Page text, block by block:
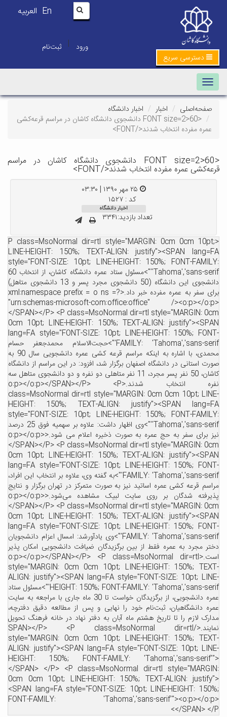
En العربیه
ورود | ثبت‌نام
دسترسی سریع
Toggle navigation
صفحه‌اصلی اخبار
اخبار دانشگاه
<FONT size=2>60 دانشجوی دانشگاه کاشان در مراسم قرعه‌کشی
عمره مفرده انتخاب شدند</FONT>
<FONT size=2>60 دانشجوی دانشگاه کاشان در مراسم
قرعه‌کشی عمره مفرده انتخاب شدند</FONT>
کد : ۱۵۲۷
اخبار دانشگاه
تعداد بازدید:۳۳۴۱
<P class=MsoNormal dir=rtl style="MARGIN: 0cm 0cm 10pt;
LINE-HEIGHT: 150%; TEXT-ALIGN: justify"><SPAN lang=FA
style="FONT-SIZE: 10pt; LINE-HEIGHT: 150%; FONT-FAMILY:
'Tahoma','sans-serif'">مسئول ستاد عمره دانشگاه کاشان، از انتخاب 60
دانشجوی این دانشگاه (50 دانشجوی مجرد پسر و 13 دانشجوی متاهل)
برای سفر به عمره مفرده خبر داد.<?xml:namespace prefix = o ns =
"urn:schemas-microsoft-com:office:office" /><o:p></o:p>
</SPAN></P> <P class=MsoNormal dir=rtl style="MARGIN: 0cm
0cm 10pt; LINE-HEIGHT: 150%; TEXT-ALIGN: justify"><SPAN
lang=FA style="FONT-SIZE: 10pt; LINE-HEIGHT: 150%; FONT-
FAMILY: 'Tahoma','sans-serif'">حجت‌الاسلام محمدجعفر حسام
محمدی، با اشاره به اینکه مراسم قرعه کشی عمره دانشجویی سال 90 به
صورت استانی در دانشگاه اصفهان برگزار شد، افزود: در این مراسم از دانشگاه
کاشان، 50 نفر پسر مجرد، 11 نفر متاهلی دو نفره و دو دانشجوی متاهل سه
نفره انتخاب شدند.<o:p></o:p></SPAN></P> <P
class=MsoNormal dir=rtl style="MARGIN: 0cm 0cm 10pt; LINE-
HEIGHT: 150%; TEXT-ALIGN: justify"><SPAN lang=FA
style="FONT-SIZE: 10pt; LINE-HEIGHT: 150%; FONT-FAMILY:
'Tahoma','sans-serif'">وی اظهار داشت: علاوه بر سهمیه فوق 25 درصد
نیز برای سفر به حج عمره به صورت ذخیره اعلام می شود.<o:p></o:p>
</SPAN></P> <P class=MsoNormal dir=rtl style="MARGIN: 0cm
0cm 10pt; LINE-HEIGHT: 150%; TEXT-ALIGN: justify"><SPAN
lang=FA style="FONT-SIZE: 10pt; LINE-HEIGHT: 150%; FONT-
FAMILY: 'Tahoma','sans-serif'">به گفته وی، علاوه بر انتخاب این افراد،
مراسم قرعه کشی عمره اساتید نیز به صورت متمرکز در تهران برگزار و نتایج
پذیرفته شدگان بر روی سایت لبیک مشاهده می‌شود.<o:p></o:p>
</SPAN></P> <P class=MsoNormal dir=rtl style="MARGIN: 0cm
0cm 10pt; LINE-HEIGHT: 150%; TEXT-ALIGN: justify"><SPAN
lang=FA style="FONT-SIZE: 10pt; LINE-HEIGHT: 150%; FONT-
FAMILY: 'Tahoma','sans-serif'">وی یادآورشد: امسال اعزام دانشجویان
دختر مجرد به عمره فقط از بین برگزیدگان ضیافت دانشجویی امکان پذیر
است.<o:p></o:p></SPAN></P> <P class=MsoNormal dir=rtl
style="MARGIN: 0cm 0cm 10pt; LINE-HEIGHT: 150%; TEXT-
ALIGN: justify"><SPAN lang=FA style="FONT-SIZE: 10pt; LINE-
HEIGHT: 150%; FONT-FAMILY: 'Tahoma','sans-serif'">مسئول ستاد
عمره دانشجویی، از برگزیدگان خواست تا 30 ماه جاری با مراجعه به سایت
عمره دانشگاهیان، ثبت‌نام خود را نهایی و پس از مطالعه دقیق دفترچه،
مدارک لازم را تا تاریخ هشتم ماه آبان به دفتر نهاد در خانه فرهنگ تحویل
نمایند.</SPAN></P> <P class=MsoNormal dir=rtl
style="MARGIN: 0cm 0cm 10pt; LINE-HEIGHT: 150%; TEXT-
ALIGN: justify"><SPAN lang=FA style="FONT-SIZE: 10pt; LINE-
HEIGHT: 150%; FONT-FAMILY: 'Tahoma','sans-serif'">
</SPAN> </P> <P class=MsoNormal dir=rtl style="MARGIN:
0cm 0cm 10pt; LINE-HEIGHT: 150%; TEXT-ALIGN: justify">
<SPAN lang=FA style="FONT-SIZE: 10pt; LINE-HEIGHT: 150%;
FONT-FAMILY: 'Tahoma','sans-serif'"><o:p></o:p>
</SPAN> </P>